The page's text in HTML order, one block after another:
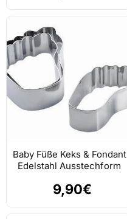
Baby Füße Keks & Fondant
Edelstahl Ausstechform
9,90€